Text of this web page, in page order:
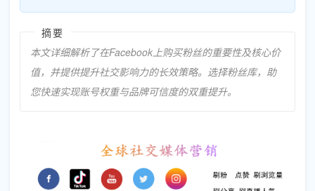
摘要
本文详细解析了在Facebook上购买粉丝的重要性及核心价
值，并提供提升社交影响力的长效策略。选择粉丝库，助
您快速实现账号权重与品牌可信度的双重提升。